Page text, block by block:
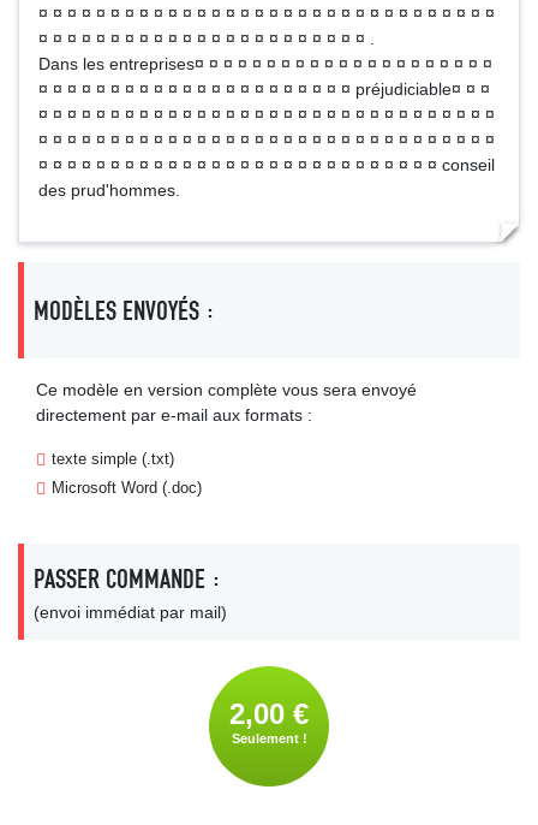
¤ ¤ ¤ ¤ ¤ ¤ ¤ ¤ ¤ ¤ ¤ ¤ ¤ ¤ ¤ ¤ ¤ ¤ ¤ ¤ ¤ ¤ ¤ ¤ ¤ ¤ ¤ ¤ ¤ ¤ ¤ ¤
¤ ¤ ¤ ¤ ¤ ¤ ¤ ¤ ¤ ¤ ¤ ¤ ¤ ¤ ¤ ¤ ¤ ¤ ¤ ¤ ¤ ¤ ¤ .
Dans les entreprises¤ ¤ ¤ ¤ ¤ ¤ ¤ ¤ ¤ ¤ ¤ ¤ ¤ ¤ ¤ ¤ ¤ ¤ ¤ ¤ ¤
¤ ¤ ¤ ¤ ¤ ¤ ¤ ¤ ¤ ¤ ¤ ¤ ¤ ¤ ¤ ¤ ¤ ¤ ¤ ¤ ¤ ¤ préjudiciable¤ ¤ ¤
¤ ¤ ¤ ¤ ¤ ¤ ¤ ¤ ¤ ¤ ¤ ¤ ¤ ¤ ¤ ¤ ¤ ¤ ¤ ¤ ¤ ¤ ¤ ¤ ¤ ¤ ¤ ¤ ¤ ¤ ¤ ¤
¤ ¤ ¤ ¤ ¤ ¤ ¤ ¤ ¤ ¤ ¤ ¤ ¤ ¤ ¤ ¤ ¤ ¤ ¤ ¤ ¤ ¤ ¤ ¤ ¤ ¤ ¤ ¤ ¤ ¤ ¤ ¤
¤ ¤ ¤ ¤ ¤ ¤ ¤ ¤ ¤ ¤ ¤ ¤ ¤ ¤ ¤ ¤ ¤ ¤ ¤ ¤ ¤ ¤ ¤ ¤ ¤ ¤ ¤ ¤ conseil
des prud'hommes.
MODÈLES ENVOYÉS :
Ce modèle en version complète vous sera envoyé
directement par e-mail aux formats :
texte simple (.txt)
Microsoft Word (.doc)
PASSER COMMANDE :
(envoi immédiat par mail)
2,00 €
Seulement !